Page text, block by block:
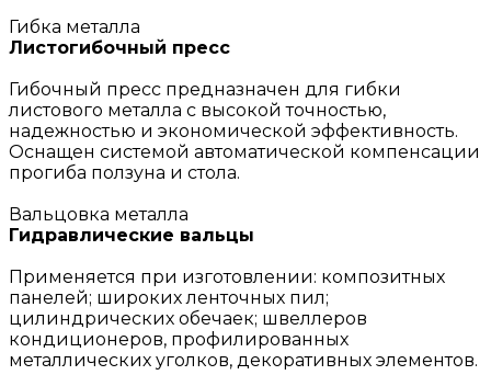
Гибка металла
Листогибочный пресс
Гибочный пресс предназначен для гибки
листового металла с высокой точностью,
надежностью и экономической эффективность.
Оснащен системой автоматической компенсации
прогиба ползуна и стола.
Вальцовка металла
Гидравлические вальцы
Применяется при изготовлении: композитных
панелей; широких ленточных пил;
цилиндрических обечаек; швеллеров
кондиционеров, профилированных
металлических уголков, декоративных элементов.